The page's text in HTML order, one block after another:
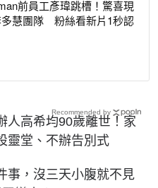
前員工彥瑋跳槽！驚喜現
慧團隊 粉絲看新片1秒認
人高希均90歲離世！家
靈堂、不辦告別式
事，沒三天小腹就不見
Recommended by